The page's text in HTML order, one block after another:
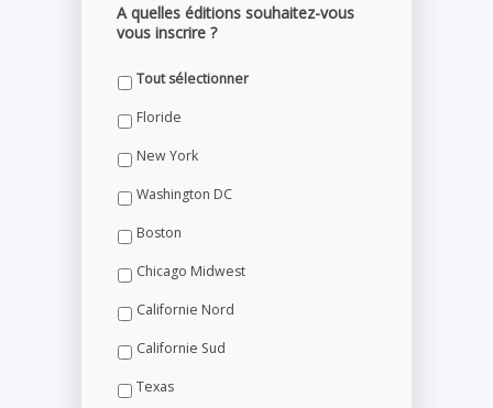
A quelles éditions souhaitez-vous
vous inscrire ?
Tout sélectionner
Floride
New York
Washington DC
Boston
Chicago Midwest
Californie Nord
Californie Sud
Texas